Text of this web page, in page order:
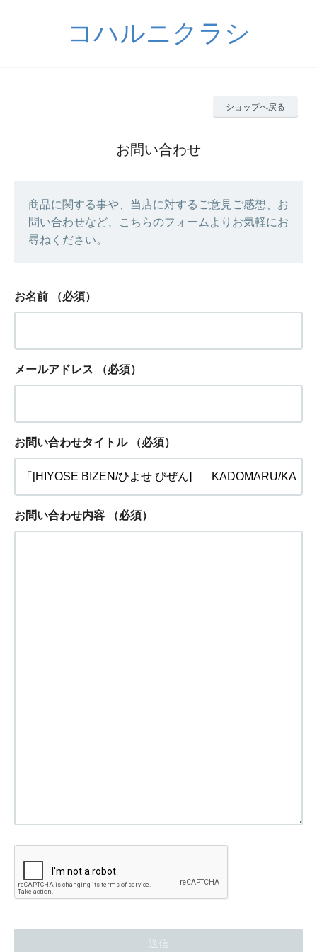
コハルニクラシ
ショップへ戻る
お問い合わせ
商品に関する事や、当店に対するご意見ご感想、お
問い合わせなど、こちらのフォームよりお気軽にお
尋ねください。
お名前 （必須）
メールアドレス （必須）
お問い合わせタイトル （必須）
お問い合わせ内容 （必須）